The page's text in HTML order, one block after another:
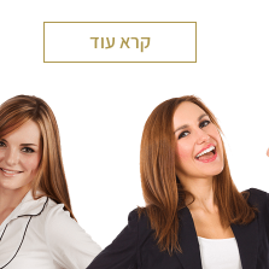
קרא עוד